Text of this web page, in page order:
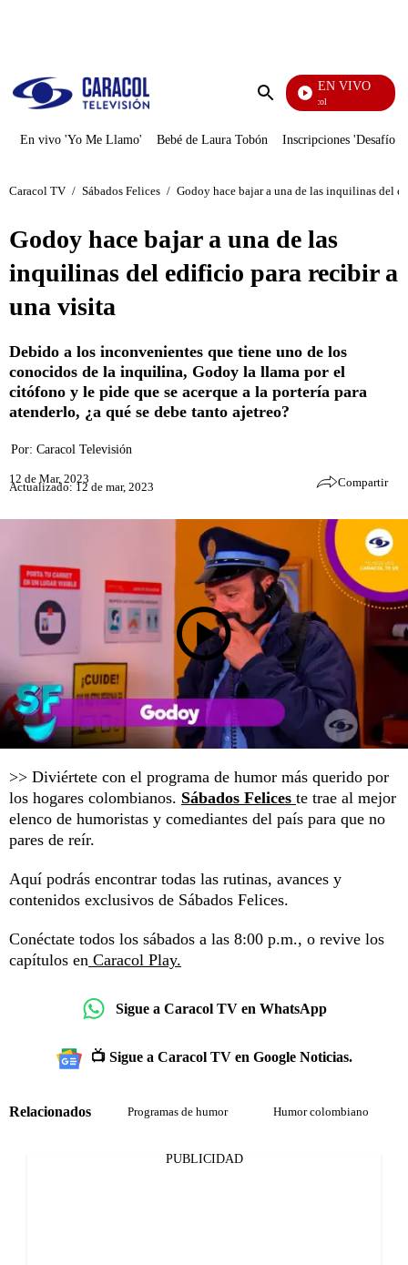
Enviar
EN VIVO
Noticias Caracol
En vivo 'Yo Me Llamo' Bebé de Laura Tobón Inscripciones 'Desafío'
Caracol TV / Sábados Felices / Godoy hace bajar a una de las inquilinas del
Godoy hace bajar a una de las
inquilinas del edificio para recibir a
una visita
Debido a los inconvenientes que tiene uno de los
conocidos de la inquilina, Godoy la llama por el
citófono y le pide que se acerque a la portería para
atenderlo, ¿a qué se debe tanto ajetreo?
Por: Caracol Televisión
12 de Mar, 2023
Actualizado: 12 de mar, 2023 Compartir
>> Diviértete con el programa de humor más querido por
los hogares colombianos. Sábados Felices te trae al mejor
elenco de humoristas y comediantes del país para que no
pares de reír.
Aquí podrás encontrar todas las rutinas, avances y
contenidos exclusivos de Sábados Felices.
Conéctate todos los sábados a las 8:00 p.m., o revive los
capítulos en Caracol Play.
Sigue a Caracol TV en WhatsApp
📺 Sigue a Caracol TV en Google Noticias.
Relacionados Programas de humor Humor colombiano
PUBLICIDAD